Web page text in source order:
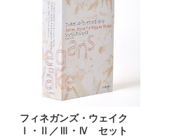
フィネガンズ・ウェイク
Ⅰ・Ⅱ／Ⅲ・Ⅳ セット